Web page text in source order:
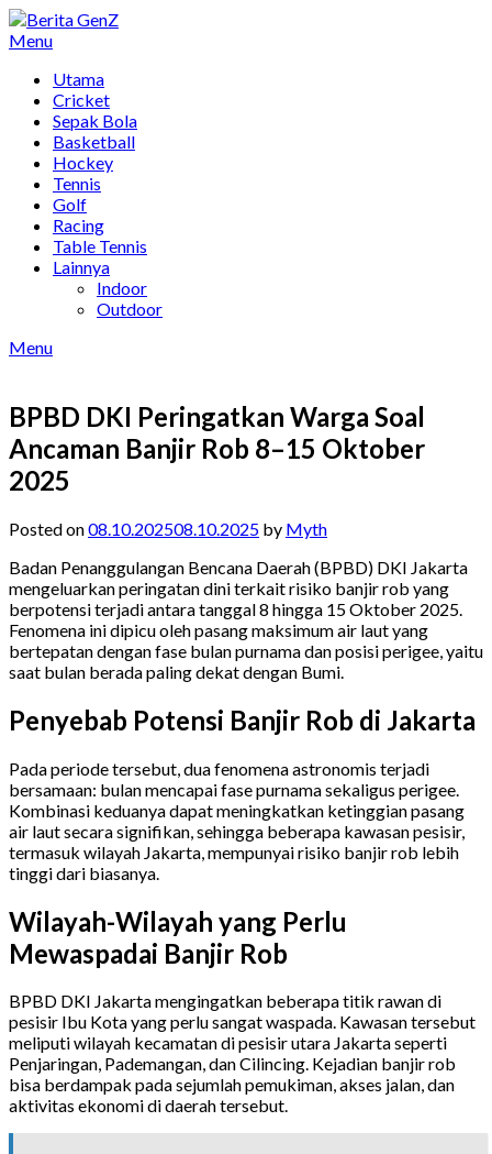
Skip
to
Menu
Utama
Cricket
Sepak Bola
Basketball
Hockey
Tennis
Golf
Racing
Table Tennis
Lainnya
Indoor
Outdoor
Menu
BPBD DKI Peringatkan Warga Soal
Ancaman Banjir Rob 8–15 Oktober
2025
Posted on08.10.202508.10.2025 by Myth
Badan Penanggulangan Bencana Daerah (BPBD) DKI Jakarta
mengeluarkan peringatan dini terkait risiko banjir rob yang
berpotensi terjadi antara tanggal 8 hingga 15 Oktober 2025.
Fenomena ini dipicu oleh pasang maksimum air laut yang
bertepatan dengan fase bulan purnama dan posisi perigee, yaitu
saat bulan berada paling dekat dengan Bumi.
Penyebab Potensi Banjir Rob di Jakarta
Pada periode tersebut, dua fenomena astronomis terjadi
bersamaan: bulan mencapai fase purnama sekaligus perigee.
Kombinasi keduanya dapat meningkatkan ketinggian pasang
air laut secara signifikan, sehingga beberapa kawasan pesisir,
termasuk wilayah Jakarta, mempunyai risiko banjir rob lebih
tinggi dari biasanya.
Wilayah-Wilayah yang Perlu
Mewaspadai Banjir Rob
BPBD DKI Jakarta mengingatkan beberapa titik rawan di
pesisir Ibu Kota yang perlu sangat waspada. Kawasan tersebut
meliputi wilayah kecamatan di pesisir utara Jakarta seperti
Penjaringan, Pademangan, dan Cilincing. Kejadian banjir rob
bisa berdampak pada sejumlah pemukiman, akses jalan, dan
aktivitas ekonomi di daerah tersebut.